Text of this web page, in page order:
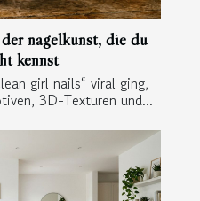
nagelkunst, die du
kennst
girl nails“ viral ging,
3D-Texturen und...